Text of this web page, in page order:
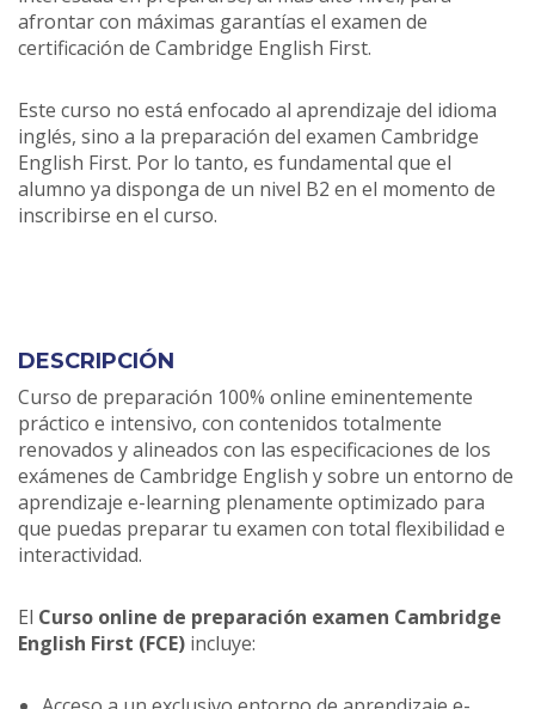
afrontar con máximas garantías el examen de
certificación de Cambridge English First.
Este curso no está enfocado al aprendizaje del idioma
inglés, sino a la preparación del examen Cambridge
English First. Por lo tanto, es fundamental que el
alumno ya disponga de un nivel B2 en el momento de
inscribirse en el curso.
DESCRIPCIÓN
Curso de preparación 100% online eminentemente
práctico e intensivo, con contenidos totalmente
renovados y alineados con las especificaciones de los
exámenes de Cambridge English y sobre un entorno de
aprendizaje e-learning plenamente optimizado para
que puedas preparar tu examen con total flexibilidad e
interactividad.
El Curso online de preparación examen Cambridge
English First (FCE) incluye: